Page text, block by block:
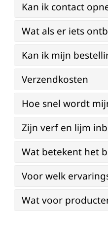
Kan ik contact
Wat als er iets
Kan ik mijn
Verzendkosten
Hoe snel wordt
Zijn verf en lijm
Wat betekent het
Voor welk
Wat voor